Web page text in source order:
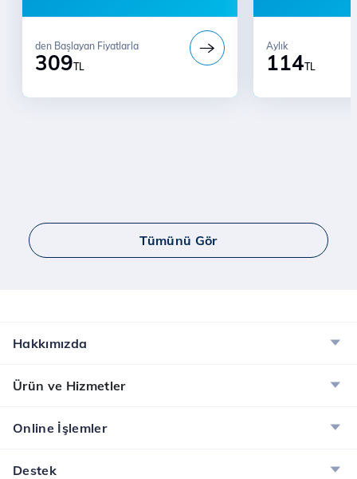
309TL
den Başlayan Fiyatlarla
114TL
Aylık
Tümünü Gör
Hakkımızda
Ürün ve Hizmetler
Online İşlemler
Destek